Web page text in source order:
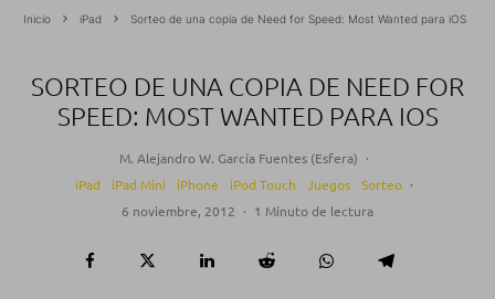
Inicio iPad Sorteo de una copia de Need for Speed: Most Wanted para iOS
SORTEO DE UNA COPIA DE NEED FOR
SPEED: MOST WANTED PARA IOS
M. Alejandro W. García Fuentes (Esfera) ·
iPad
iPad Mini iPhone iPod Touch Juegos Sorteo ·
6 noviembre, 2012 · 1 Minuto de lectura